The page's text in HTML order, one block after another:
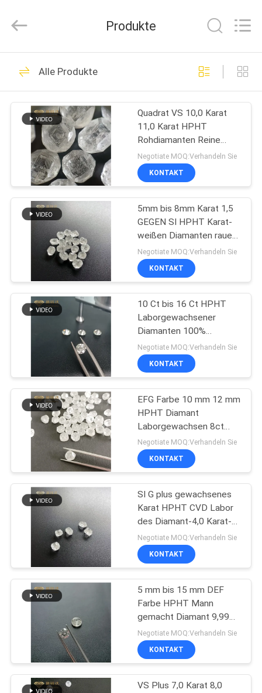
HAUS
PRODUKTE
ÜBER
UNS
FABRIK-
AUSFLUG
QUALITÄTSKONTROLLE
TRETEN
SIE
VERBINDUNG
NACHRICHTEN
SITEMAP
PRIVACY
POLICY
Crystal
Co.,Ltd.
Reserved.
Raues Labor
gewachsene
Diamanten
75
Loses Labor
gewachsene
Diamanten
96
Gewachsene
Diamanten HPHT
Labor
Gewachsene
Diamanten CVD
Labor
44
Zugelassenes
Laborgewachsene
Diamanten
68
Produkte
Alle Produkte
Quadrat VS 10,0 Karat
11,0 Karat HPHT
Rohdiamanten Reine
ungeschliffene
Diamanten für Schmuck
Negotiate MOQ:Verhandeln Sie
KONTAKT
5mm bis 8mm Karat 1,5
GEGEN SI HPHT Karat-
weißen Diamanten rauen
Diamant-2
Negotiate MOQ:Verhandeln Sie
KONTAKT
10 Ct bis 16 Ct HPHT
Laborgewachsener
Diamanten 100%
Echtdiamant
Negotiate MOQ:Verhandeln Sie
KONTAKT
EFG Farbe 10 mm 12 mm
HPHT Diamant
Laborgewachsen 8ct
12ct Für DEF Loose
Diamond
Negotiate MOQ:Verhandeln Sie
KONTAKT
SI G plus gewachsenes
Karat HPHT CVD Labor
des Diamant-4,0 Karat-
4,5 des Karat-5,0
Negotiate MOQ:Verhandeln Sie
KONTAKT
5 mm bis 15 mm DEF
Farbe HPHT Mann
gemacht Diamant 9,99ct
bis 3ct Labor
gewachsener Diamant
Negotiate MOQ:Verhandeln Sie
KONTAKT
VS Plus 7,0 Karat 8,0